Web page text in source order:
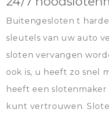
Buitengesloten t
sleutels van uw auto
sloten vervangen
ook is, u heeft zo snel
heeft een
kunt vertrouwen.